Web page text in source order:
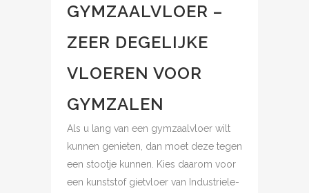
GYMZAALVLOER –
ZEER DEGELIJKE
VLOEREN VOOR
GYMZALEN
Als u lang van een gymzaalvloer wilt
kunnen genieten, dan moet deze tegen
een stootje kunnen. Kies daarom voor
een kunststof gietvloer van Industriele-